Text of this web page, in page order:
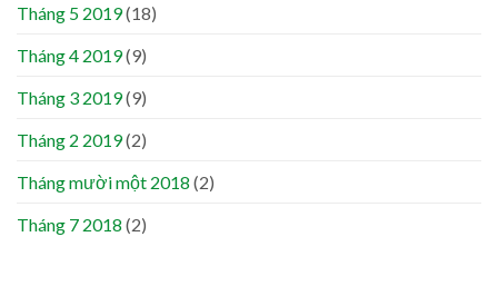
Tháng 5 2019(18)
Tháng 4 2019(9)
Tháng 3 2019(9)
Tháng 2 2019(2)
Tháng mười một 2018 (2)
Tháng 7 2018 (2)